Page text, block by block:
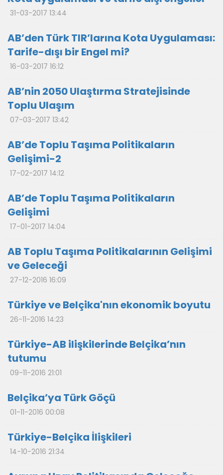
31-03-2017 13:44
AB’den Türk TIR’larına Kota Uygulaması:
Tarife-dışı bir Engel mi?
16-03-2017 16:12
AB’nin 2050 Ulaştırma Stratejisinde
Toplu Ulaşım
07-03-2017 13:42
AB’de Toplu Taşıma Politikaların
Gelişimi-2
17-02-2017 14:12
AB’de Toplu Taşıma Politikaların
Gelişimi
17-01-2017 14:04
AB Toplu Taşıma Politikalarının Gelişimi
ve Geleceği
27-12-2016 16:09
Türkiye ve Belçika'nın ekonomik boyutu
26-11-2016 14:23
Türkiye-AB ilişkilerinde Belçika’nın
tutumu
09-11-2016 21:01
Belçika’ya Türk Göçü
01-11-2016 00:08
Türkiye-Belçika İlişkileri
14-10-2016 21:34